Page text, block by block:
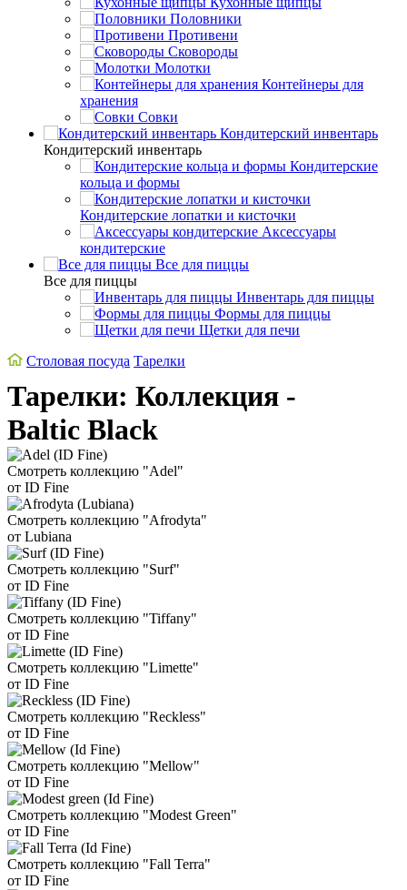
Половники
Противени
Сковороды
Молотки
Контейнеры для
хранения
Совки
Кондитерский инвентарь
Кондитерский инвентарь
Кондитерские
кольца и формы
Кондитерские лопатки и кисточки
Аксессуары
кондитерские
Все для пиццы
Все для пиццы
Инвентарь для пиццы
Формы для пиццы
Щетки для печи
Столовая посуда Тарелки
Тарелки: Коллекция -
Baltic Black
Смотреть коллекцию "Adel"
от ID Fine
Смотреть коллекцию "Afrodyta"
от Lubiana
Смотреть коллекцию "Surf"
от ID Fine
Смотреть коллекцию "Tiffany"
от ID Fine
Смотреть коллекцию "Limette"
от ID Fine
Смотреть коллекцию "Reckless"
от ID Fine
Смотреть коллекцию "Mellow"
от ID Fine
Смотреть коллекцию "Modest Green"
от ID Fine
Смотреть коллекцию "Fall Terra"
от ID Fine